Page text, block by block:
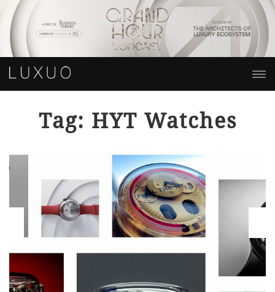
Tag: HYT Watches